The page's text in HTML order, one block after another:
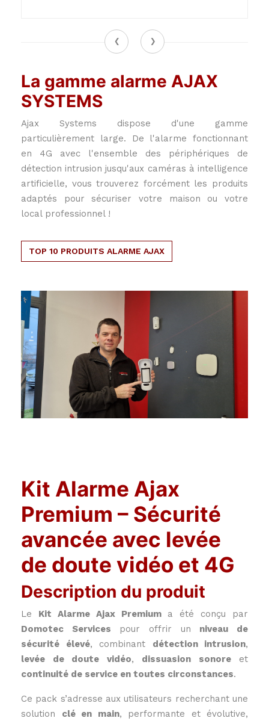
‹ ›
La gamme alarme AJAX
SYSTEMS
Ajax Systems dispose d'une gamme
particulièrement large. De l'alarme fonctionnant
en 4G avec l'ensemble des périphériques de
détection intrusion jusqu'aux caméras à intelligence
artificielle, vous trouverez forcément les produits
adaptés pour sécuriser votre maison ou votre
local professionnel !
TOP 10 PRODUITS ALARME AJAX
Kit Alarme Ajax
Premium – Sécurité
avancée avec levée
de doute vidéo et 4G
Description du produit
Le Kit Alarme Ajax Premiuma été conçu par
Domotec Services pour offrir un niveau de
sécurité élevé, combinant détection intrusion,
levée de doute vidéo, dissuasion sonoreet
continuité de service en toutes circonstances.
Ce pack s’adresse aux utilisateurs recherchant une
solution clé en main, performante et évolutive,